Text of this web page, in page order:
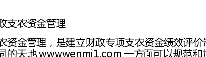
制，切实改变重分配，轻监督，轻绩效的现状，提高财政资金的管理效能和使用效